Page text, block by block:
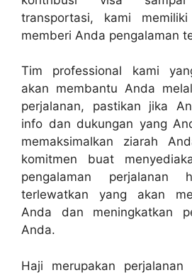
transportasi, kami
memberi Anda pengalaman
Tim professional kami
akan membantu Anda
perjalanan, pastikan jika
info dan dukungan yang
memaksimalkan ziarah
komitmen buat
pengalaman
terlewatkan yang akan
Anda dan meningkatkan
Anda.
Haji merupakan